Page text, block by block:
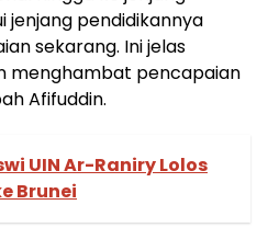
jenjang pendidikannya
sekarang. Ini jelas
menghambat pencapaian
Afifuddin.
UIN Ar-Raniry Lolos
Brunei